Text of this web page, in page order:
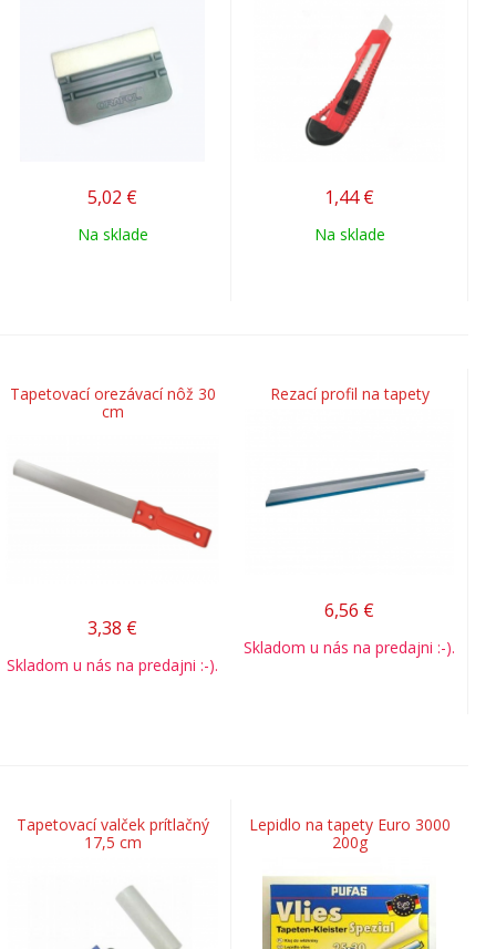
5,02 €
Na sklade
1,44 €
Na sklade
Tapetovací orezávací nôž 30
cm
3,38 €
Skladom u nás na predajni :-).
Rezací profil na tapety
6,56 €
Skladom u nás na predajni :-).
Tapetovací valček prítlačný
17,5 cm
Lepidlo na tapety Euro 3000
200g